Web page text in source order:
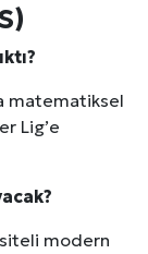
matematiksel
Lig’e
modern